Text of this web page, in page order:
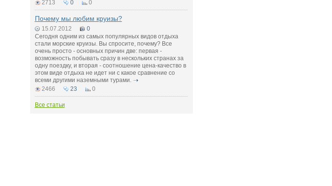
2713
0 0
Почему мы любим круизы?
15.07.2012
0
Сегодня одним из самых популярных видов отдыха
стали морские круизы. Вы спросите, почему? Все
очень просто - основных причин две: первая -
возможность побывать сразу в нескольких странах за
одну поездку, и вторая - соотношение цена-качество в
этом виде отдыха не идет ни с какое сравнение со
всеми другими наземными турами.
2466
23 0
Все статьи